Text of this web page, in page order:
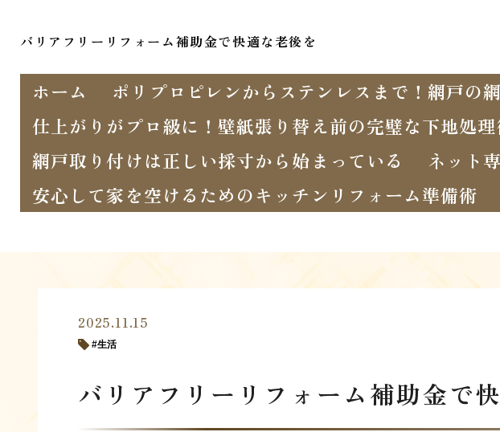
バリアフリーリフォーム補助金で快適な老後を
ホーム
ポリプロピレンからステンレスまで！網戸の
仕上がりがプロ級に！壁紙張り替え前の完璧な下地処
網戸取り付けは正しい採寸から始まっている
ネット
安心して家を空けるためのキッチンリフォーム準備術
2025.11.15
生活
バリアフリーリフォーム補助金で